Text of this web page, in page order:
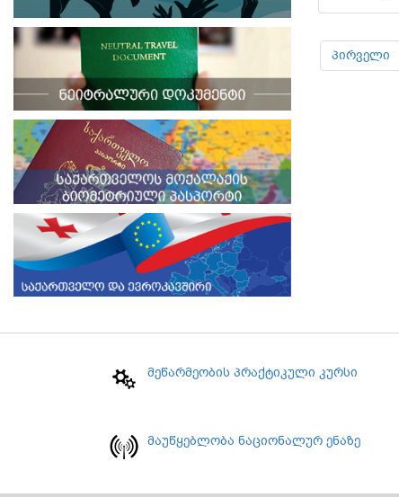
პირველი
მეწარმეობის პრაქტიკული კურსი
მაუწყებლობა ნაციონალურ ენაზე